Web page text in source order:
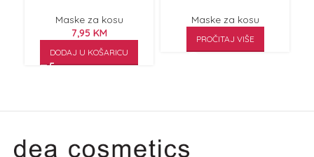
Maske za kosu
7,95 KM
DODAJ U KOŠARICU
Maske za kosu
PROČITAJ VIŠE